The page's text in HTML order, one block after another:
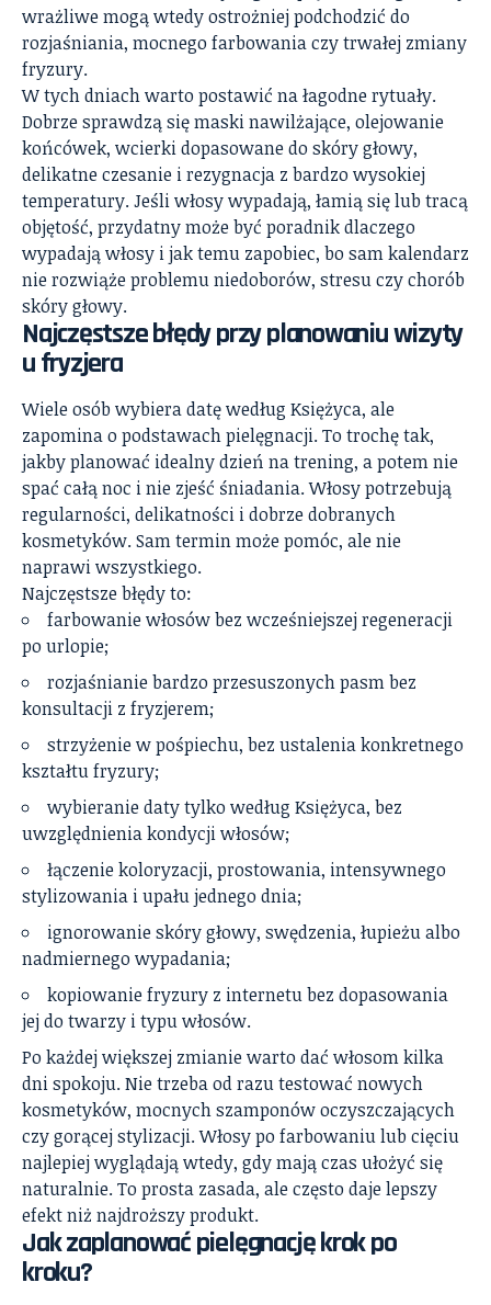
wrażliwe mogą wtedy ostrożniej podchodzić do
rozjaśniania, mocnego farbowania czy trwałej zmiany
fryzury.
W tych dniach warto postawić na łagodne rytuały.
Dobrze sprawdzą się maski nawilżające, olejowanie
końcówek, wcierki dopasowane do skóry głowy,
delikatne czesanie i rezygnacja z bardzo wysokiej
temperatury. Jeśli włosy wypadają, łamią się lub tracą
objętość, przydatny może być poradnikdlaczego
wypadają włosy i jak temu zapobiec, bo sam kalendarz
nie rozwiąże problemu niedoborów, stresu czy chorób
skóry głowy.
Najczęstsze błędy przy planowaniu wizyty
u fryzjera
Wiele osób wybiera datę według Księżyca, ale
zapomina o podstawach pielęgnacji. To trochę tak,
jakby planować idealny dzień na trening, a potem nie
spać całą noc i nie zjeść śniadania. Włosy potrzebują
regularności, delikatności i dobrze dobranych
kosmetyków. Sam termin może pomóc, ale nie
naprawi wszystkiego.
Najczęstsze błędy to:
farbowanie włosów bez wcześniejszej regeneracji
po urlopie;
rozjaśnianie bardzo przesuszonych pasm bez
konsultacji z fryzjerem;
strzyżenie w pośpiechu, bez ustalenia konkretnego
kształtu fryzury;
wybieranie daty tylko według Księżyca, bez
uwzględnienia kondycji włosów;
łączenie koloryzacji, prostowania, intensywnego
stylizowania i upału jednego dnia;
ignorowanie skóry głowy, swędzenia, łupieżu albo
nadmiernego wypadania;
kopiowanie fryzury z internetu bez dopasowania
jej do twarzy i typu włosów.
Po każdej większej zmianie warto dać włosom kilka
dni spokoju. Nie trzeba od razu testować nowych
kosmetyków, mocnych szamponów oczyszczających
czy gorącej stylizacji. Włosy po farbowaniu lub cięciu
najlepiej wyglądają wtedy, gdy mają czas ułożyć się
naturalnie. To prosta zasada, ale często daje lepszy
efekt niż najdroższy produkt.
Jak zaplanować pielęgnację krok po
kroku?